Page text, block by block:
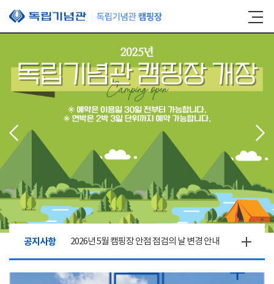
본문 바로가기
공지사항 2026년 5월 캠핑장 안점 점검의 날 변경 안내
캠핑장(9월1일~6일) 미운영 공지